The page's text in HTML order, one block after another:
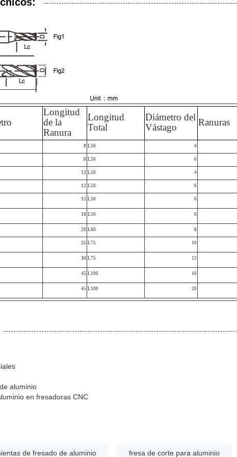
Longitud
de la
Ranura
Longitud
Total
Diámetro del
Vástago
Ranuras
8 L50 4
8 L50 6
12 L50 4
12 L50 6
15 L50 6
18 L50 6
20 L60 8
25 L75 10
30 L75 12
45 L100 16
45 L100 20
aluminio
en fresadoras CNC
de fresado de aluminio fresa de corte para aluminio